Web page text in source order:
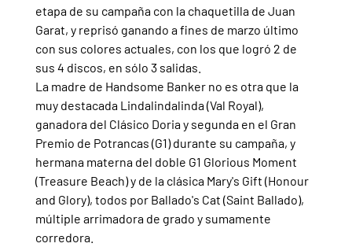
etapa de su campaña con la chaquetilla de Juan
Garat, y reprisó ganando a fines de marzo último
con sus colores actuales, con los que logró 2 de
sus 4 discos, en sólo 3 salidas.
La madre de Handsome Banker no es otra que la
muy destacada Lindalindalinda (Val Royal),
ganadora del Clásico Doria y segunda en el Gran
Premio de Potrancas (G1) durante su campaña, y
hermana materna del doble G1 Glorious Moment
(Treasure Beach) y de la clásica Mary's Gift (Honour
and Glory), todos por Ballado's Cat (Saint Ballado),
múltiple arrimadora de grado y sumamente
corredora.